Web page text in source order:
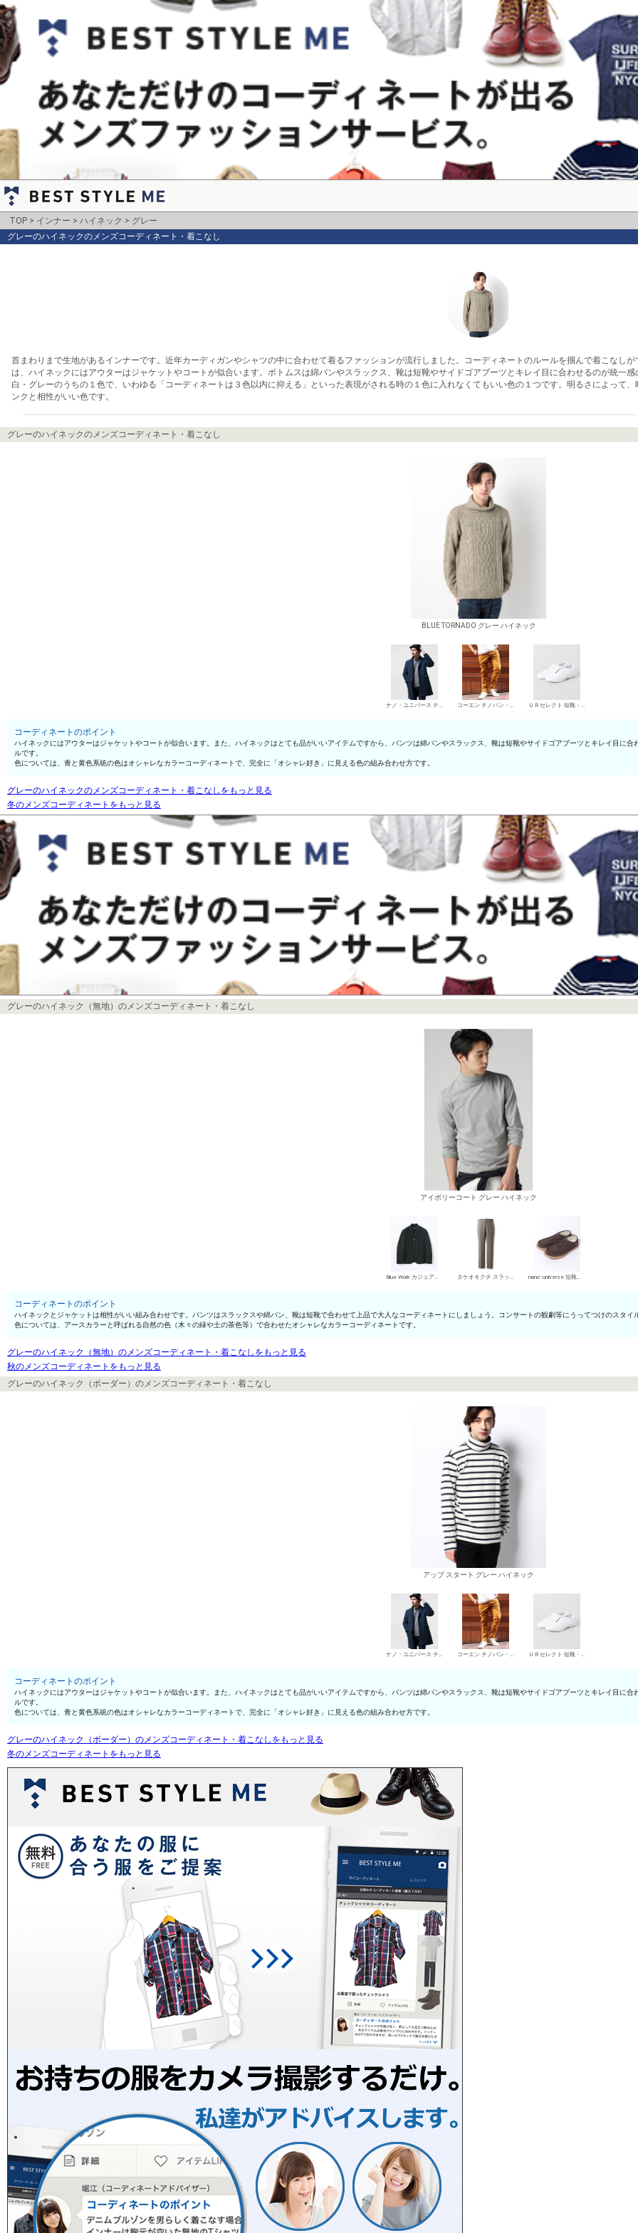
TOP インナー ハイネック
グレー
グレーのハイネックのメンズコーディネート・着こなし
首まわりまで生地があるインナーです。近年カーディガンやシャツの中に合わせて着るファッションが流行しました。コーディネートのルールを掴んで着こなし
は、ハイネックにはアウターはジャケットやコートが似合います。ボトムスは綿パンやスラックス、靴は短靴やサイドゴアブーツとキレイ目に合わせるのが統一
白・グレーのうちの１色で、いわゆる「コーディネートは３色以内に抑える」といった表現がされる時の１色に入れなくてもいい色の１つです。明るさによって
ンクと相性がいい色です。
グレーのハイネックのメンズコーディネート・着こなし
BLUE TORNADO グレー ハイネック
ナノ・ユニバース チェスターコート コーエン チノパン・綿パン ＵＲセレクト 短靴・レザーシューズ
コーディネートのポイント
ハイネックにはアウターはジャケットやコートが似合います。また、ハイネックはとても品がいいアイテムですから、パンツは綿パンやスラックス、靴は短靴やサイドゴアブーツとキレイ目に
ルです。
色については、青と黄色系統の色はオシャレなカラーコーディネートで、完全に「オシャレ好き」に見える色の組み合わせ方です。
グレーのハイネックのメンズコーディネート・着こなしをもっと見る
冬のメンズコーディネートをもっと見る
グレーのハイネック（無地）のメンズコーディネート・着こなし
アイボリーコート グレー ハイネック
Blue Work カジュアルジャケット タケオキクチ スラックス nano･universe 短靴・レザーシューズ
コーディネートのポイント
ハイネックとジャケットは相性がいい組み合わせです。パンツはスラックスや綿パン、靴は短靴で合わせて上品で大人なコーディネートにしましょう。コンサートの観劇等にうってつけのスタイ
色については、アースカラーと呼ばれる自然の色（木々の緑や土の茶色等）で合わせたオシャレなカラーコーディネートです。
グレーのハイネック（無地）のメンズコーディネート・着こなしをもっと見る
秋のメンズコーディネートをもっと見る
グレーのハイネック（ボーダー）のメンズコーディネート・着こなし
アップ スタート グレー ハイネック
ナノ・ユニバース チェスターコート コーエン チノパン・綿パン ＵＲセレクト 短靴・レザーシューズ
コーディネートのポイント
ハイネックにはアウターはジャケットやコートが似合います。また、ハイネックはとても品がいいアイテムですから、パンツは綿パンやスラックス、靴は短靴やサイドゴアブーツとキレイ目に
ルです。
色については、青と黄色系統の色はオシャレなカラーコーディネートで、完全に「オシャレ好き」に見える色の組み合わせ方です。
グレーのハイネック（ボーダー）のメンズコーディネート・着こなしをもっと見る
冬のメンズコーディネートをもっと見る